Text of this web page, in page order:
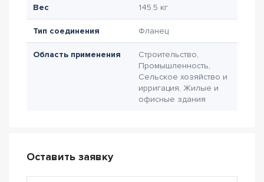
Вес 145.5 кг
Тип соединения Фланец
Область применения
Строительство,
Промышленность,
Сельское хозяйство и
ирригация, Жилые и
офисные здания
Оставить заявку